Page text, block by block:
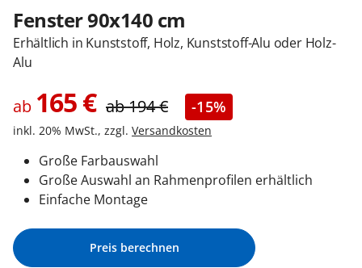
Anmelden / Registrieren
Fenster 90x140 cm
Erhältlich in Kunststoff, Holz, Kunststoff-Alu oder Holz-
Alu
ab 165€ ab194€ -15%
inkl. 20% MwSt., zzgl. Versandkosten
Große Farbauswahl
Große Auswahl an Rahmenprofilen erhältlich
Einfache Montage
Preis berechnen